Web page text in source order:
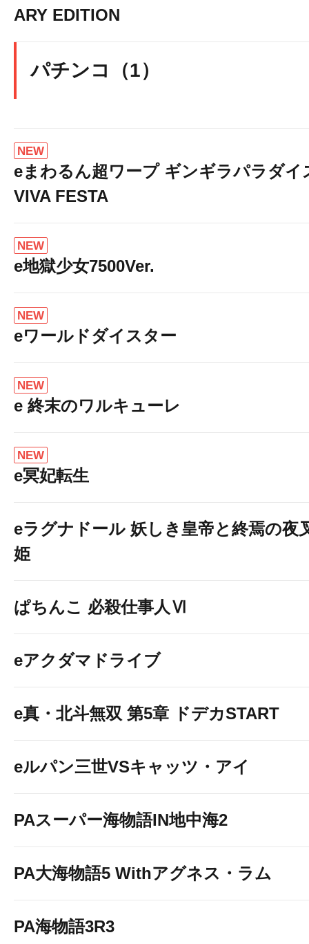
ARY EDITION
パチンコ（1）
NEW
eまわるん超ワープ ギンギラパラダイ
VIVA FESTA
NEW
e地獄少女7500Ver.
NEW
eワールドダイスター
NEW
e 終末のワルキューレ
NEW
e冥妃転生
eラグナドール 妖しき皇帝と終焉の夜
姫
ぱちんこ 必殺仕事人Ⅵ
eアクダマドライブ
e真・北斗無双 第5章 ドデカSTART
eルパン三世VSキャッツ・アイ
PAスーパー海物語IN地中海2
PA大海物語5 Withアグネス・ラム
PA海物語3R3